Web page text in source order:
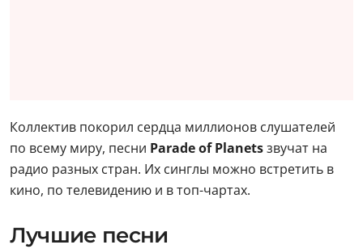
Коллектив покорил сердца миллионов слушателей
по всему миру, песни Parade of Planetsзвучат на
радио разных стран. Их синглы можно встретить в
кино, по телевидению и в топ-чартах.
Лучшие песни